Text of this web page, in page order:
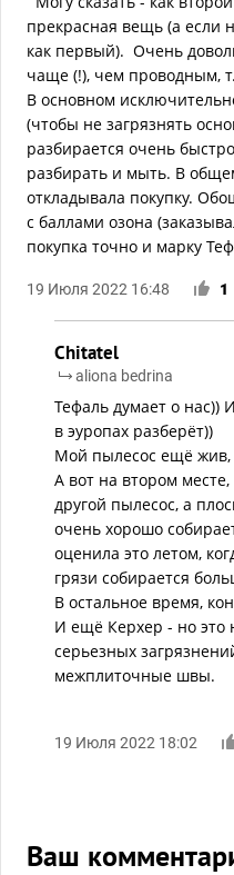
прекрасная вещь (а если
как первый). Очень
чаще (!), чем проводным,
В основном
(чтобы не загрязнять
разбирается очень
разбирать и мыть. В
откладывала покупку.
с баллами озона
покупка точно и марку
19 Июля 2022 16:48 1
Chitatel
aliona bedrina
Тефаль думает о нас))
в эуропах разберёт))
Мой пылесос ещё жив,
А вот на втором
другой пылесос, а
очень хорошо
оценила это летом,
грязи собирается
В остальное время,
И ещё Керхер - но это
серьезных
межплиточные швы.
19 Июля 2022 18:02
Ваш